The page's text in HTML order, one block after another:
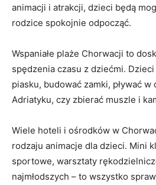
‌animacji i​ atrakcji, dzieci​ będą​
rodzice spokojnie odpocząć.
Wspaniałe plaże Chorwacji to
spędzenia czasu ⁢z dziećmi.
piasku, budować zamki,​ pływać⁣ w
Adriatyku, czy zbierać muszle i
Wiele hoteli i ⁢ośrodków w
rodzaju animacje dla ​dzieci. Mini
sportowe, warsztaty
najmłodszych⁣ – to wszystko